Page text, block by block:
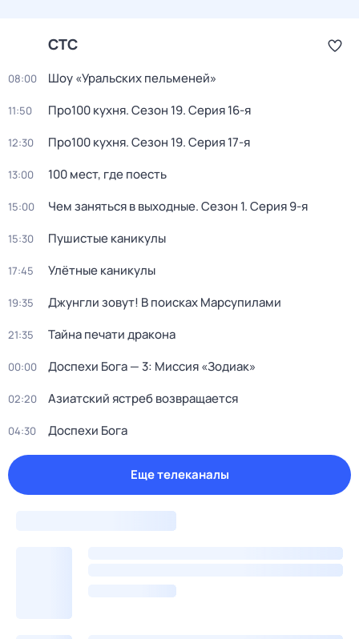
СТС
08:00 Шоу «Уральских пельменей»
11:50 Про100 кухня. Сезон 19. Серия 16-я
12:30 Про100 кухня. Сезон 19. Серия 17-я
13:00 100 мест, где поесть
15:00 Чем заняться в выходные. Сезон 1. Серия 9-я
15:30 Пушистые каникулы
17:45 Улётные каникулы
19:35 Джунгли зовут! В поисках Марсупилами
21:35 Тайна печати дракона
00:00 Доспехи Бога — 3: Миссия «Зодиак»
02:20 Азиатский ястреб возвращается
04:30 Доспехи Бога
Еще телеканалы